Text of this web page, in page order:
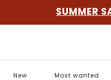
SUMMER
New Most wanted